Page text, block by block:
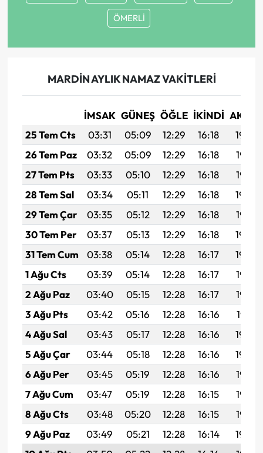
ÖMERLİ
MARDİN AYLIK NAMAZ VAKITLERI
İMSAK GÜNEŞ ÖĞLE İKINDI
25 Tem Cts
03:31 05:09 12:29 16:18
19:39
26 Tem Paz
03:32 05:09 12:29 16:18
19:38
27 Tem Pts
03:33 05:10 12:29 16:18
19:37
28 Tem Sal
03:34 05:11 12:29 16:18
19:36
29 Tem Çar
03:35 05:12 12:29 16:18
19:35
30 Tem Per
03:37 05:13 12:29 16:18
19:34
31 Tem Cum
03:38 05:14 12:28 16:17
19:34
1 Ağu Cts
03:39 05:14 12:28 16:17
19:33
2 Ağu Paz
03:40 05:15 12:28 16:17
19:32
3 Ağu Pts
03:42 05:16 12:28 16:16
19:31
4 Ağu Sal
03:43 05:17 12:28 16:16
19:30
5 Ağu Çar
03:44 05:18 12:28 16:16
19:29
6 Ağu Per
03:45 05:19 12:28 16:16
19:28
7 Ağu Cum
03:47 05:19 12:28 16:15
19:27
8 Ağu Cts
03:48 05:20 12:28 16:15
19:25
9 Ağu Paz
03:49 05:21 12:28 16:14
19:24